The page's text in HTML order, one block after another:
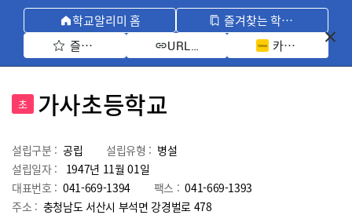
학교알리미 홈
즐겨찾는 학교 모아보기
즐겨찾기 선택
URL 복사 카카오톡 공유
초 가사초등학교
설립구분 : 공립 설립유형 : 병설
설립일자 :
1947년 11월 01일
대표번호 : 041-669-1394 팩스 : 041-669-1393
주소 : 충청남도 서산시 부석면 강경벌로 478